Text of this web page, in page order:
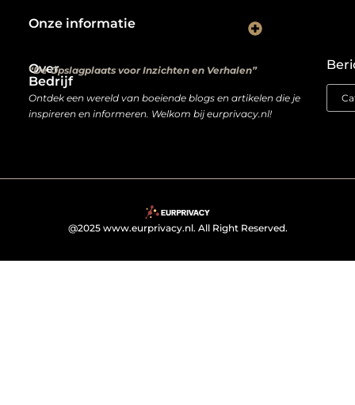
Over
Bedrijf
“De Opslagplaats voor Inzichten en Verhalen”
Ontdek een wereld van boeiende blogs en artikelen die je
inspireren en informeren. Welkom bij eurprivacy.nl!
Onze informatie
@2025 www.eurprivacy.nl. All Right Reserved.